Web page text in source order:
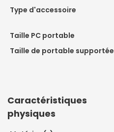
Type d'accessoire
Taille PC portable
Taille de portable supportée
Caractéristiques
physiques